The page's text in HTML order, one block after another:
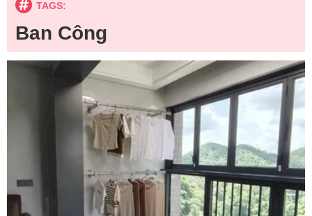
TAGS:
Ban Công